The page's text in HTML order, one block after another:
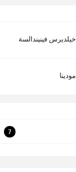
خيلديرس فينيندالسة
مودينا
7